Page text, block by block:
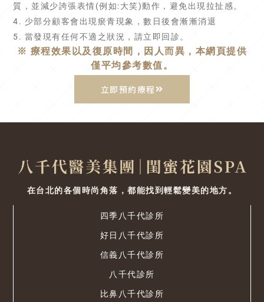
質，並減少誇張表情(例如:大笑)動作，避免出現拉扯感。
4. 少部分顧客會出現瘀青現象，數日後會漸漸消退
5. 當發現有任何不適之狀況，請立即回診。
※ 療程效果以及復原時間，因人而異，本網頁提供
僅平均參考數值。
立即預約療程
在台北的各個時尚角落，都能找到輕鬆變美的地方。
四季八千代診所
好日八千代診所
信義八千代診所
八千代診所
比鼻八千代診所